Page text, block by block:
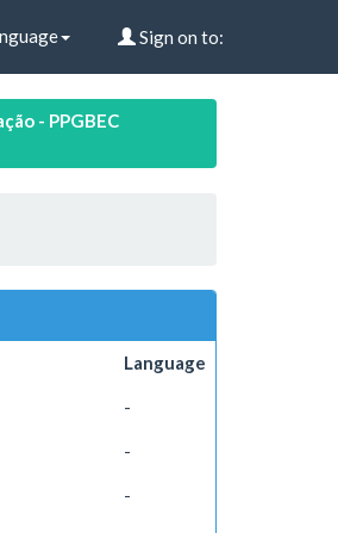
Sign on to:
- PPGBEC
Language
-
-
-